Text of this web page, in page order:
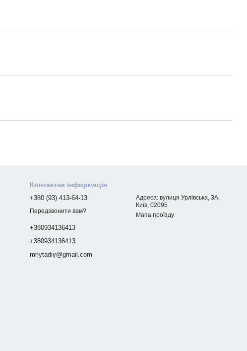
Контактна інформація
+380 (93) 413-64-13
Передзвонити вам?
+380934136413
+380934136413
mriytadiy@gmail.com
Адреса: вулиця Урлівська, 3А,
Київ, 02095
Мапа проїзду